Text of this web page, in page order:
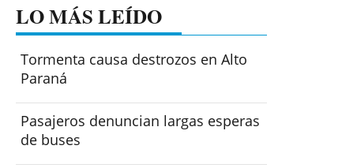
LO MÁS LEÍDO
Tormenta causa destrozos en Alto
Paraná
Pasajeros denuncian largas esperas
de buses